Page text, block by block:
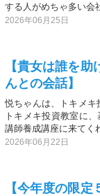
する人がめちゃ多い会
2026年06月25日
【貴女は誰を
んとの会話】
悦ちゃんは、トキメキ
トキメキ投資教室に
講師養成講座に来てく
2026年06月22日
【今年度の限